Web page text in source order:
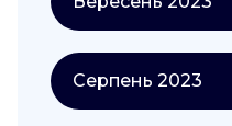
Серпень 2023